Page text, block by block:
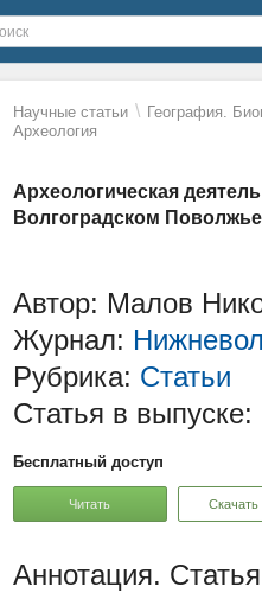
Научные статьи \ География.
Археология
Археологическая
Волгоградском Поволжье
Автор: Малов
Журнал:
Рубрика: Статьи
Статья в выпуске:
Бесплатный доступ
Читать Скачать